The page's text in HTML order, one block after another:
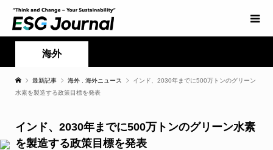
海外
最新記事 海外 海外ニュース
インド、2030年までに500万トンのグリーン
水素を製造する政策目標を発表
インド、2030年までに500万トンのグリーン水素
を製造する政策目標を発表